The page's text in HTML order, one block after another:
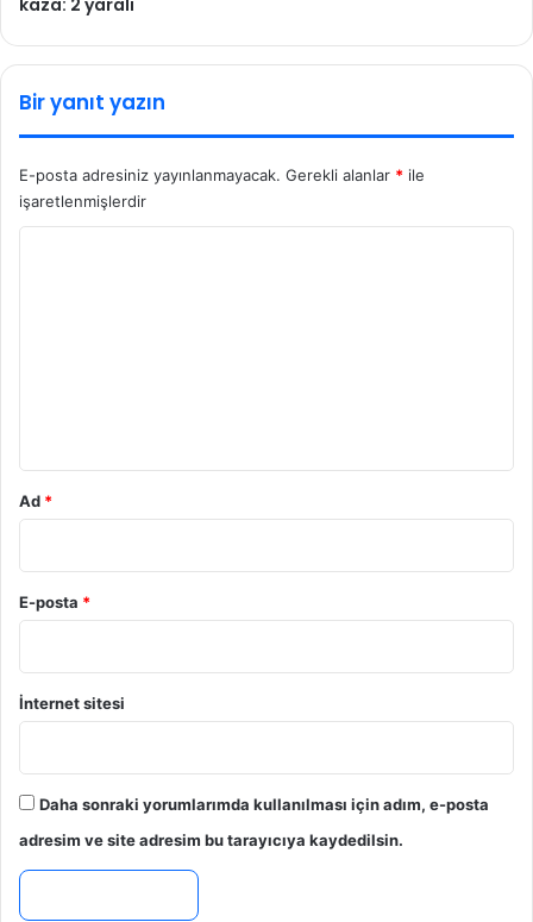
kaza: 2 yaralı
Bir yanıt yazın
E-posta adresiniz yayınlanmayacak. Gerekli alanlar * ile
işaretlenmişlerdir
Ad *
E-posta *
İnternet sitesi
Daha sonraki yorumlarımda kullanılması için adım, e-posta
adresim ve site adresim bu tarayıcıya kaydedilsin.